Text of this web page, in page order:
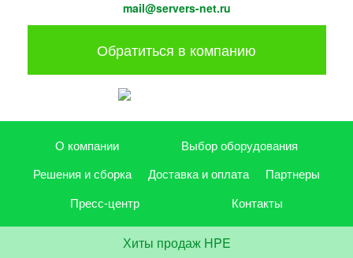
mail@servers-net.ru
Обратиться в компанию
О компании
Выбор оборудования
Решения и сборка
Доставка и оплата
Партнеры
Пресс-центр
Контакты
Хиты продаж HPE